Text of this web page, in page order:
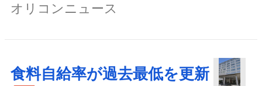
オリコンニュース
食料自給率が過去最低を更新